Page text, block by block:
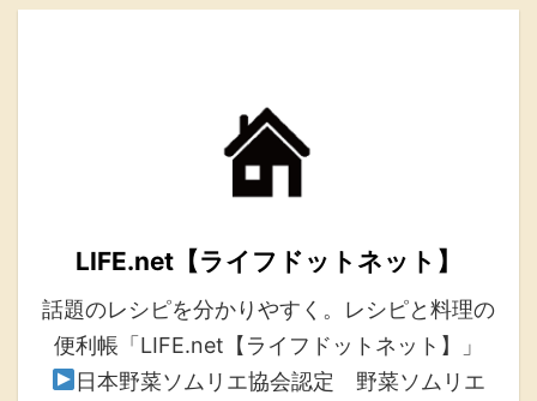
LIFE.net【ライフドットネット】
話題のレシピを分かりやすく。レシピと料理の
便利帳「LIFE.net【ライフドットネット】」
日本野菜ソムリエ協会認定 野菜ソムリエ